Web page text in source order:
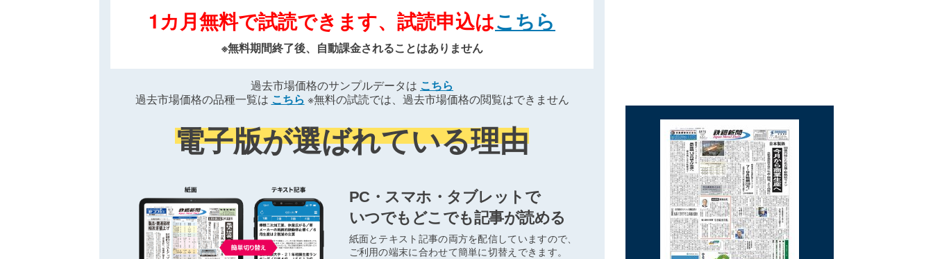
1カ月無料で試読できます、試読申込はこちら
※無料期間終了後、自動課金されることはありません
過去市場価格のサンプルデータは こちら
過去市場価格の品種一覧は こちら ※無料の試読では、過去市場価格の閲覧はできません
電子版が選ばれている理由
PC・スマホ・タブレットで
いつでもどこでも記事が読める
紙面とテキスト記事の両方を配信していますので、
ご利用の端末に合わせて簡単に切替えできます。